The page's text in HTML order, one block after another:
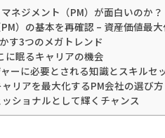
ネジメント（PM）が面白いのか？
）の基本を再確認 – 資産価値最
す3つのメガトレンド
に眠るキャリアの機会
ーに必要とされる知識とスキルセ
ャリアを最大化するPM会社の選び方
ショナルとして輝くチャンス